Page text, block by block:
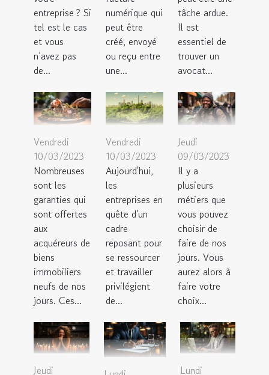
entreprise ? Si
tel est le cas
et vous
n’avez pas
de...
numérique qui
peut être
créé, envoyé
ou reçu entre
une...
tâche ardue.
Il est
essentiel de
trouver un
avocat...
Vendredi
10/03/2023
Nombreuses
sont les
garanties qui
sont offertes
aux
acquéreurs de
biens
immobiliers
neufs de nos
jours. Ces...
Vendredi
10/03/2023
Aujourd'hui,
les
entreprises en
quête d'un
cadre
reposant pour
se ressourcer
et travailler
privilégient
de...
Jeudi
09/03/2023
Il y a
plusieurs
métiers que
vous pouvez
choisir de
faire de nos
jours. Vous
aurez alors à
faire votre
choix...
Jeudi
Lundi